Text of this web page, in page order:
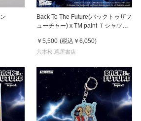
Back To The Future(バックトゥザフ
ューチャー) x TM paint Ｔシャツ
￥5,500 (税込 ￥6,050)
六本松 蔦屋書店